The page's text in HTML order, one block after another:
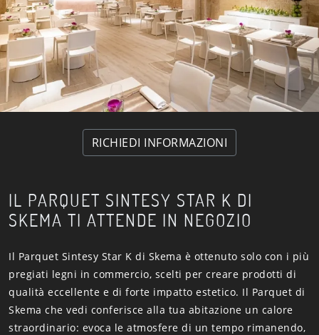
RICHIEDI INFORMAZIONI
IL PARQUET SINTESY STAR K DI
SKEMA TI ATTENDE IN NEGOZIO
Il Parquet Sintesy Star K di Skema è ottenuto solo con i più
pregiati legni in commercio, scelti per creare prodotti di
qualità eccellente e di forte impatto estetico. Il Parquet di
Skema che vedi conferisce alla tua abitazione un calore
straordinario: evoca le atmosfere di un tempo rimanendo,